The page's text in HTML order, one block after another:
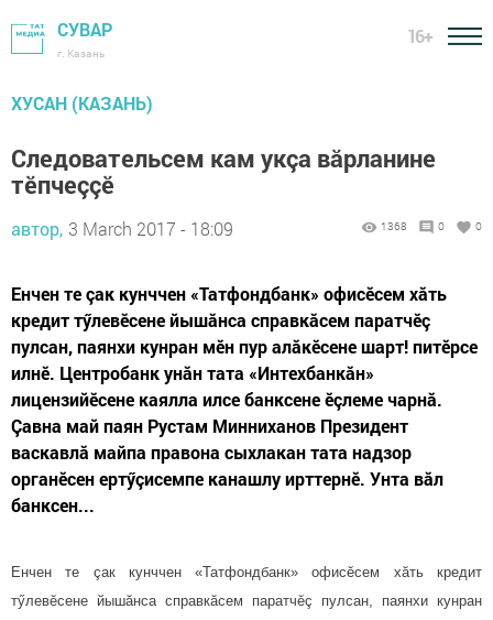
СУВАР
г. Казань
16+
ХУСАН (КАЗАНЬ)
Следовательсем кам укçа вăрланине
тӗпчеççӗ
автор, 3 March 2017 - 18:09 1368 0 0
Енчен те çак кунччен «Татфондбанк» офисӗсем хăть
кредит тӳлевӗсене йышăнса справкăсем паратчӗç
пулсан, паянхи кунран мӗн пур алăкӗсене шарт! питӗрсе
илнӗ. Центробанк унăн тата «Интехбанкăн»
лицензийӗсене каялла илсе банксене ӗçлеме чарнă.
Çавна май паян Рустам Минниханов Президент
васкавлă майпа правона сыхлакан тата надзор
органӗсен ертӳçисемпе канашлу ирттернӗ. Унта вăл
банксен...
Енчен те çак кунччен «Татфондбанк» офисӗсем хăть кредит
тӳлевӗсене йышăнса справкăсем паратчӗç пулсан, паянхи кунран